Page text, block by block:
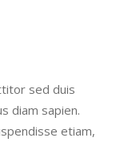
sed duis
diam sapien.
etiam,